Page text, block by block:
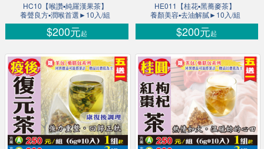
HC10【喉讚▪純羅漢果茶】
養聲良方▪潤喉首選►10入/組
$200元起
HE011【桂花▪黑蕎麥茶】
養顏美容▪去油解膩►10入/組
$200元起